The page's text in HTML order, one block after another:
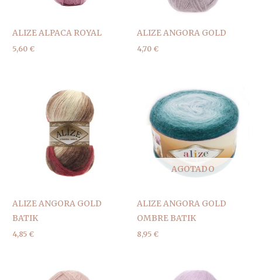
ALIZE ALPACA ROYAL
5,60 €
ALIZE ANGORA GOLD
4,70 €
ALIZE ANGORA GOLD
BATIK
4,85 €
AGOTADO
ALIZE ANGORA GOLD
OMBRE BATIK
8,95 €